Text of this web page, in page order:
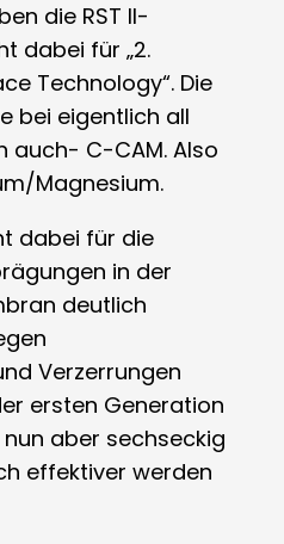
die RST II-
dabei für „2.
Technology“. Die
bei eigentlich all
auch- C-CAM. Also
Magnesium.
dabei für die
in der
deutlich
Verzerrungen
ersten Generation
aber sechseckig
effektiver werden